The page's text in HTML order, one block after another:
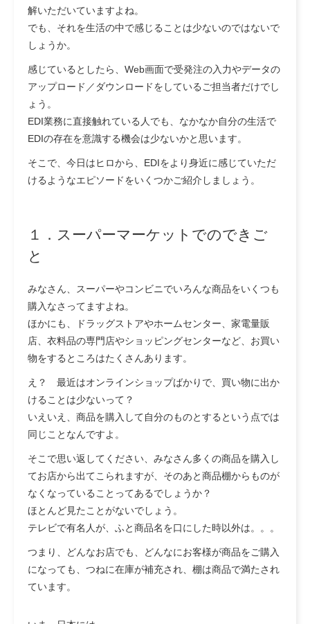
解いただいていますよね。
でも、それを生活の中で感じることは少ないのではないで
しょうか。
感じているとしたら、Web画面で受発注の入力やデータの
アップロード／ダウンロードをしているご担当者だけでし
ょう。
EDI業務に直接触れている人でも、なかなか自分の生活で
EDIの存在を意識する機会は少ないかと思います。
そこで、今日はヒロから、EDIをより身近に感じていただ
けるようなエピソードをいくつかご紹介しましょう。
１．スーパーマーケットでのできご
と
みなさん、スーパーやコンビニでいろんな商品をいくつも
購入なさってますよね。
ほかにも、ドラッグストアやホームセンター、家電量販
店、衣料品の専門店やショッピングセンターなど、お買い
物をするところはたくさんあります。
え？ 最近はオンラインショップばかりで、買い物に出か
けることは少ないって？
いえいえ、商品を購入して自分のものとするという点では
同じことなんですよ。
そこで思い返してください、みなさん多くの商品を購入し
てお店から出てこられますが、そのあと商品棚からものが
なくなっていることってあるでしょうか？
ほとんど見たことがないでしょう。
テレビで有名人が、ふと商品名を口にした時以外は。。。
つまり、どんなお店でも、どんなにお客様が商品をご購入
になっても、つねに在庫が補充され、棚は商品で満たされ
ています。